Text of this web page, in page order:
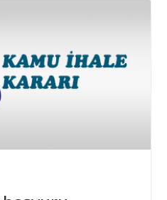
Vergisi Oranının
3 (g) İstisna Limitinin